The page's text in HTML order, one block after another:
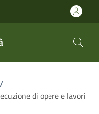
/
di opere e lavori